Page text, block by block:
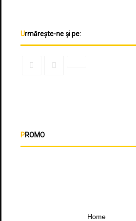
Urmărește-ne și pe:
PROMO
Home